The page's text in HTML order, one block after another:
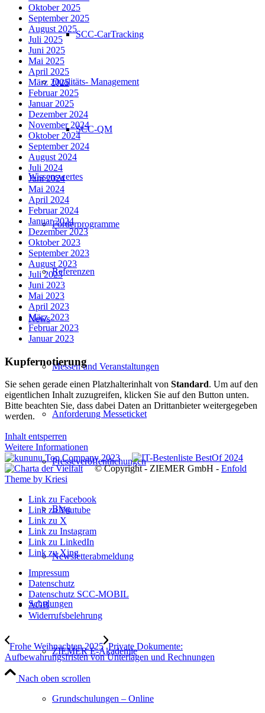
SCC-CarTracking
Qualitäts- Management
SCC-QM
Wissenswertes
Förderprogramme
Referenzen
News
Messen und Veranstaltungen
Anforderung Messeticket
Presseveröffentlichungen
Blog
Newsletterabmeldung
Schulungen
ZIEMER E-Akademie
Grundschulungen – Online
Oktober 2025
September 2025
August 2025
Juli 2025
Juni 2025
Mai 2025
April 2025
März 2025
Februar 2025
Januar 2025
Dezember 2024
November 2024
Oktober 2024
September 2024
August 2024
Juli 2024
Juni 2024
Mai 2024
April 2024
Februar 2024
Januar 2024
Dezember 2023
Oktober 2023
September 2023
August 2023
Juli 2023
Juni 2023
Mai 2023
April 2023
März 2023
Februar 2023
Januar 2023
Kupfernotierung
Sie sehen gerade einen Platzhalterinhalt von Standard. Um auf den
eigentlichen Inhalt zuzugreifen, klicken Sie auf den Button unten.
Bitte beachten Sie, dass dabei Daten an Drittanbieter weitergegeben
werden.
Inhalt entsperren
Weitere Informationen
© Copyright - ZIEMER GmbH - Enfold
Theme by Kriesi
Link zu Facebook
Link zu Youtube
Link zu X
Link zu Instagram
Link zu LinkedIn
Link zu Xing
Impressum
Datenschutz
Datenschutz SCC-MOBIL
AGB
Widerrufsbelehrung
Frohe Weihnachten 2025 Private Dokumente:
Aufbewahrungsfristen von Unterlagen und Rechnungen
Nach oben scrollen